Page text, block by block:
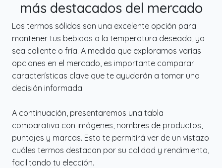
termo comida seguro y funcional.
✔️ MANTIENE TU COMIDA CALIENTE HASTA 8
HORAS – Disfruta de tus platos favoritos
como recién hechos gracias al aislamiento
de doble capa de nuestro termo comida,
ideal como lonchera termica o termo de
comida caliente.
– Perfecto para llevar al trabajo, escuela,
excursiones o viajes. La combinación de
diseño térmico y accesorios incluidos lo
convierten en un musthave diario.
más destacados del mercado
Los termos sólidos son una excelente opción para
mantener tus bebidas a la temperatura deseada, ya
sea caliente o fría. A medida que exploramos varias
opciones en el mercado, es importante comparar
características clave que te ayudarán a tomar una
decisión informada.
A continuación, presentaremos una tabla
comparativa con imágenes, nombres de productos,
puntajes y marcas. Esto te permitirá ver de un vistazo
cuáles termos destacan por su calidad y rendimiento,
facilitando tu elección.